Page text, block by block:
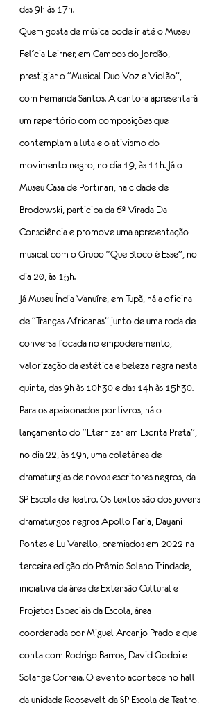
das 9h às 17h.
Quem gosta de música pode ir até o Museu
Felícia Leirner, em Campos do Jordão,
prestigiar o “Musical Duo Voz e Violão”,
com Fernanda Santos. A cantora apresentará
um repertório com composições que
contemplam a luta e o ativismo do
movimento negro, no dia 19, às 11h. Já o
Museu Casa de Portinari, na cidade de
Brodowski, participa da 6ª Virada Da
Consciência e promove uma apresentação
musical com o Grupo “Que Bloco é Esse”, no
dia 20, às 15h.
Já Museu Índia Vanuíre, em Tupã, há a oficina
de “Tranças Africanas” junto de uma roda de
conversa focada no empoderamento,
valorização da estética e beleza negra nesta
quinta, das 9h às 10h30 e das 14h às 15h30.
Para os apaixonados por livros, há o
lançamento do “Eternizar em Escrita Preta”,
no dia 22, às 19h, uma coletânea de
dramaturgias de novos escritores negros, da
SP Escola de Teatro. Os textos são dos jovens
dramaturgos negros Apollo Faria, Dayani
Pontes e Lu Varello, premiados em 2022 na
terceira edição do Prêmio Solano Trindade,
iniciativa da área de Extensão Cultural e
Projetos Especiais da Escola, área
coordenada por Miguel Arcanjo Prado e que
conta com Rodrigo Barros, David Godoi e
Solange Correia. O evento acontece no hall
da unidade Roosevelt da SP Escola de Teatro,